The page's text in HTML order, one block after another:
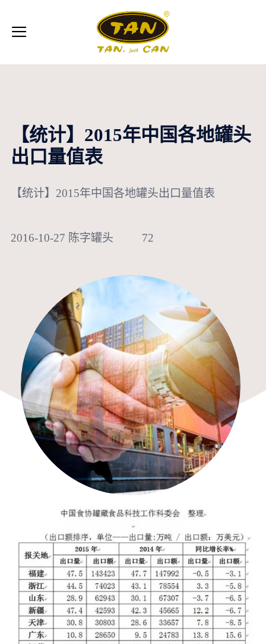
【统计】2015年中国各地罐头
出口量值表
【统计】2015年中国各地罐头出口量值表
2016-10-27 陈字罐头 72